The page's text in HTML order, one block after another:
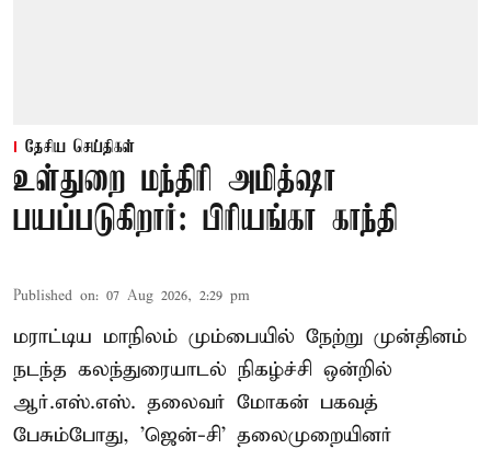
தேசிய செய்திகள்
உள்துறை மந்திரி அமித்ஷா
பயப்படுகிறார்: பிரியங்கா காந்தி
Published on: 07 Aug 2026, 2:29 pm
மராட்டிய மாநிலம் மும்பையில் நேற்று முன்தினம்
நடந்த கலந்துரையாடல் நிகழ்ச்சி ஒன்றில்
ஆர்.எஸ்.எஸ். தலைவர் மோகன் பகவத்
பேசும்போது, 'ஜென்-சி' தலைமுறையினர்